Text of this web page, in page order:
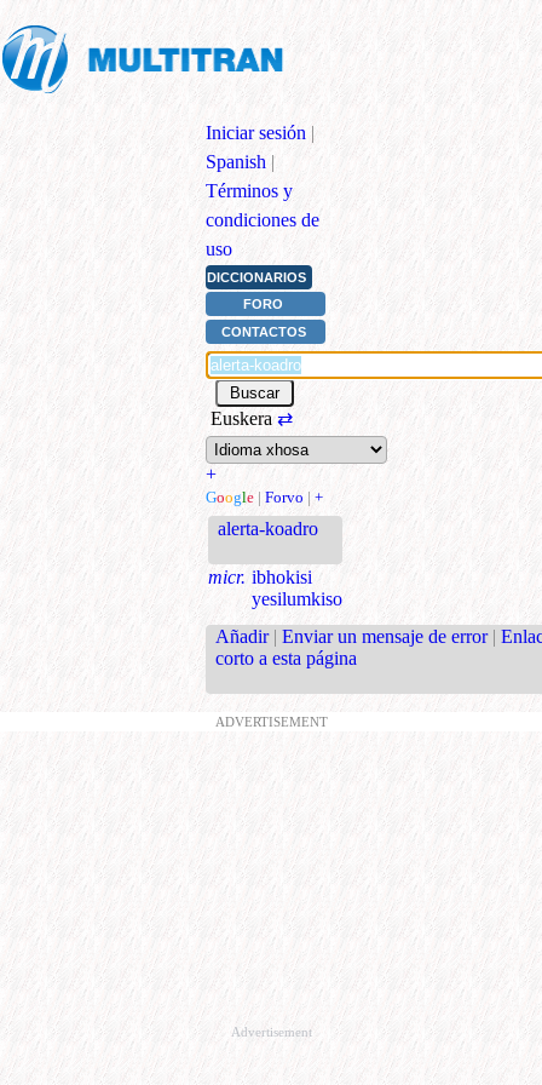
Iniciar sesión |
Spanish |
Términos y
condiciones de
uso
DICCIONARIOS
FORO
CONTACTOS
Euskera ⇄
+
Google | Forvo | +
alerta-koadro
micr. ibhokisi
yesilumkiso
Añadir | Enviar un mensaje de error |
corto a esta página
ADVERTISEMENT
Advertisement